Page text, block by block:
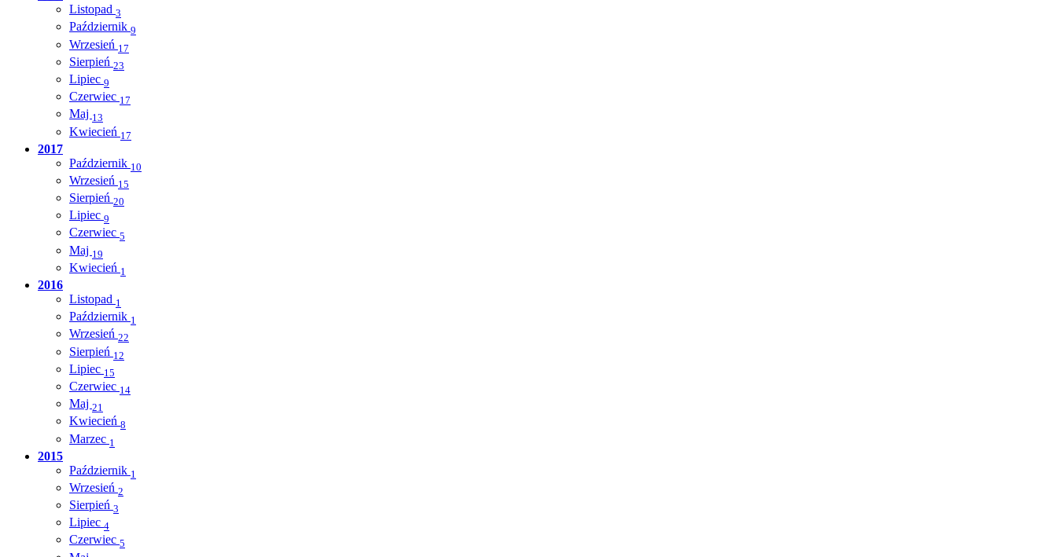
Listopad 3
Październik 9
Wrzesień 17
Sierpień 23
Lipiec 9
Czerwiec 17
Maj 13
Kwiecień 17
2017
Październik 10
Wrzesień 15
Sierpień 20
Lipiec 9
Czerwiec 5
Maj 19
Kwiecień 1
2016
Listopad 1
Październik 1
Wrzesień 22
Sierpień 12
Lipiec 15
Czerwiec 14
Maj 21
Kwiecień 8
Marzec 1
2015
Październik 1
Wrzesień 2
Sierpień 3
Lipiec 4
Czerwiec 5